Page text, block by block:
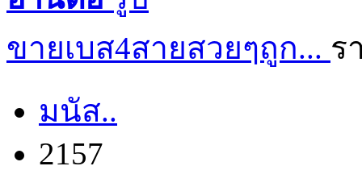
ขายเบส4สายสวยๆถูก... ร
มนัส..
2157